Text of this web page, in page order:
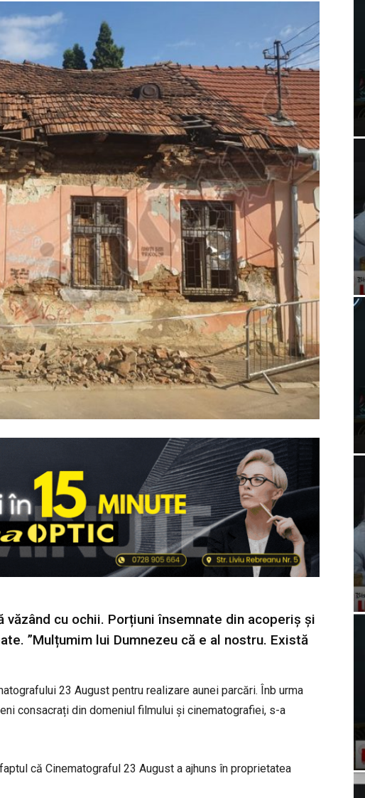
văzând cu ochii. Porțiuni însemnate din acoperiș și
”Mulțumim lui Dumnezeu că e al nostru. Există
23 August pentru realizare aunei parcări. Înb urma
consacrați din domeniul filmului și cinematografiei, s-a
că Cinematograful 23 August a ajhuns în proprietatea